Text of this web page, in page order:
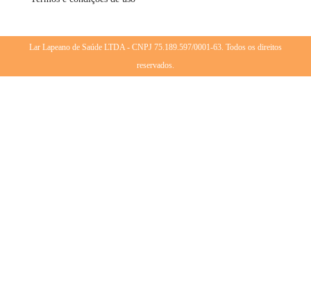
Lar Lapeano de Saúde LTDA - CNPJ 75.189.597/0001-63. Todos os direitos
reservados.